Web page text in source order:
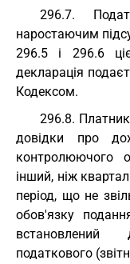
296.7.
наростаючим
296.5 і 296.6
декларація
Кодексом.
296.8.
довідки про
контролюючого
інший, ніж
період, що не
обов'язку
встановлений
податкового